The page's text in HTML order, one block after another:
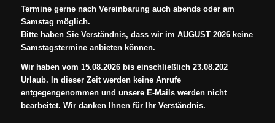
Termine gerne nach Vereinbarung auch abends oder am
Samstag möglich.
Bitte haben Sie Verständnis, dass wir im AUGUST 2026 keine
Samstagstermine anbieten können.
Wir haben vom 15.08.2026 bis einschließlich 23.08.202
Urlaub. In dieser Zeit werden keine Anrufe
entgegengenommen und unsere E-Mails werden nicht
bearbeitet. Wir danken Ihnen für Ihr Verständnis.